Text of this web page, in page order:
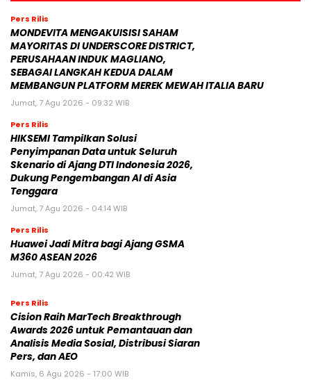
Pers Rilis
MONDEVITA MENGAKUISISI SAHAM
MAYORITAS DI UNDERSCORE DISTRICT,
PERUSAHAAN INDUK MAGLIANO,
SEBAGAI LANGKAH KEDUA DALAM
MEMBANGUN PLATFORM MEREK MEWAH ITALIA BARU
Jumat, 7 Agu 2026 - 09:32 WIB
Pers Rilis
HIKSEMI Tampilkan Solusi
Penyimpanan Data untuk Seluruh
Skenario di Ajang DTI Indonesia 2026,
Dukung Pengembangan AI di Asia
Tenggara
Jumat, 7 Agu 2026 - 04:14 WIB
Pers Rilis
Huawei Jadi Mitra bagi Ajang GSMA
M360 ASEAN 2026
Jumat, 7 Agu 2026 - 00:42 WIB
Pers Rilis
Cision Raih MarTech Breakthrough
Awards 2026 untuk Pemantauan dan
Analisis Media Sosial, Distribusi Siaran
Pers, dan AEO
Kamis, 6 Agu 2026 - 17:00 WIB